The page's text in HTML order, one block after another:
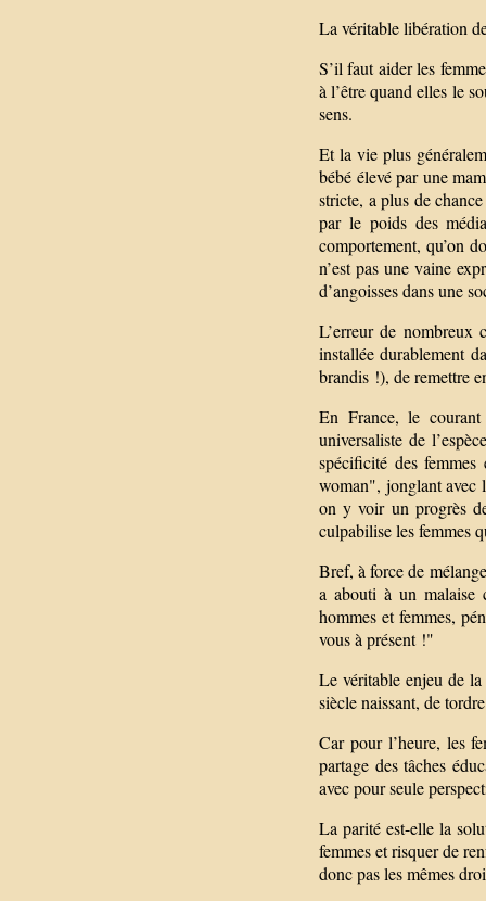
La véritable libération
S’il faut aider les
à l’être quand elles le
sens.
Et la vie plus
bébé élevé par une
stricte, a plus de
par le poids des
comportement, qu’on
n’est pas une vaine
d’angoisses dans une
L’erreur de nombreux
installée durablement
brandis !), de remettre
En France, le courant
universaliste de
spécificité des
woman", jonglant avec
on y voir un progrès
culpabilise les femmes
Bref, à force de
a abouti à un malaise
hommes et femmes,
vous à présent !"
Le véritable enjeu de
siècle naissant, de
Car pour l’heure, les
partage des tâches
avec pour seule
La parité est-elle la
femmes et risquer de
donc pas les mêmes